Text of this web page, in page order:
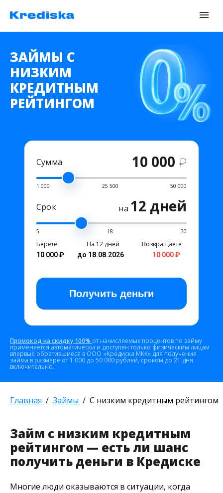
ЗАЙМЫ С
НИЗКИМ
КРЕДИТНЫМ
РЕЙТИНГОМ
Сумма 10 000 ₽
1 000 25 500 50 000
Срок на 12 дней
5 18 30
Берёте
10 000 ₽
На 12 дней
до 18.08.2026
Возвращаете
10 000 ₽
Получить деньги
Промокод на скидку 100% от начисляемых процентов по займу
применяется автоматически и доступен только физическим лицам
впервые обратившиеся в ООО «Кредиска МКК» для получения
займа в размере от 1 000 до 50 000 рублей, сроком до 21 дня
включительно.
Главная Займы С низким кредитным рейтингом
Займ с низким кредитным
рейтингом — есть ли шанс
получить деньги в Кредиске
Многие люди оказываются в ситуации, когда